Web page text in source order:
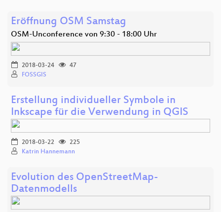
Eröffnung OSM Samstag
OSM-Unconference von 9:30 - 18:00 Uhr
2018-03-24
47
FOSSGIS
Erstellung individueller Symbole in
Inkscape für die Verwendung in QGIS
2018-03-22
225
Katrin Hannemann
Evolution des OpenStreetMap-
Datenmodells